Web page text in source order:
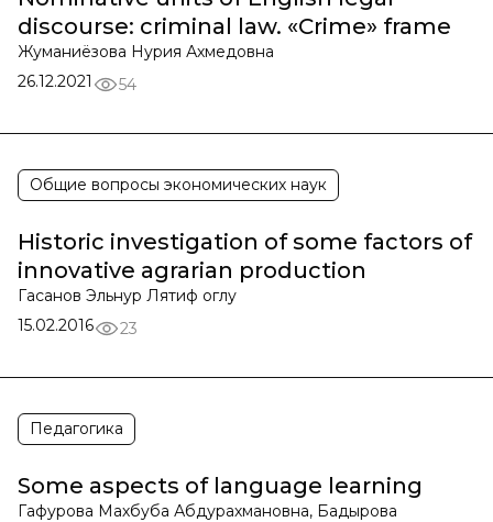
discourse: criminal law. «Crime» frame
Жуманиёзова Нурия Ахмедовна
26.12.2021
54
Общие вопросы экономических наук
Historic investigation of some factors of
innovative agrarian production
Гасанов Эльнур Лятиф оглу
15.02.2016
23
Педагогика
Some aspects of language learning
Гафурова Махбуба Абдурахмановна, Бадырова